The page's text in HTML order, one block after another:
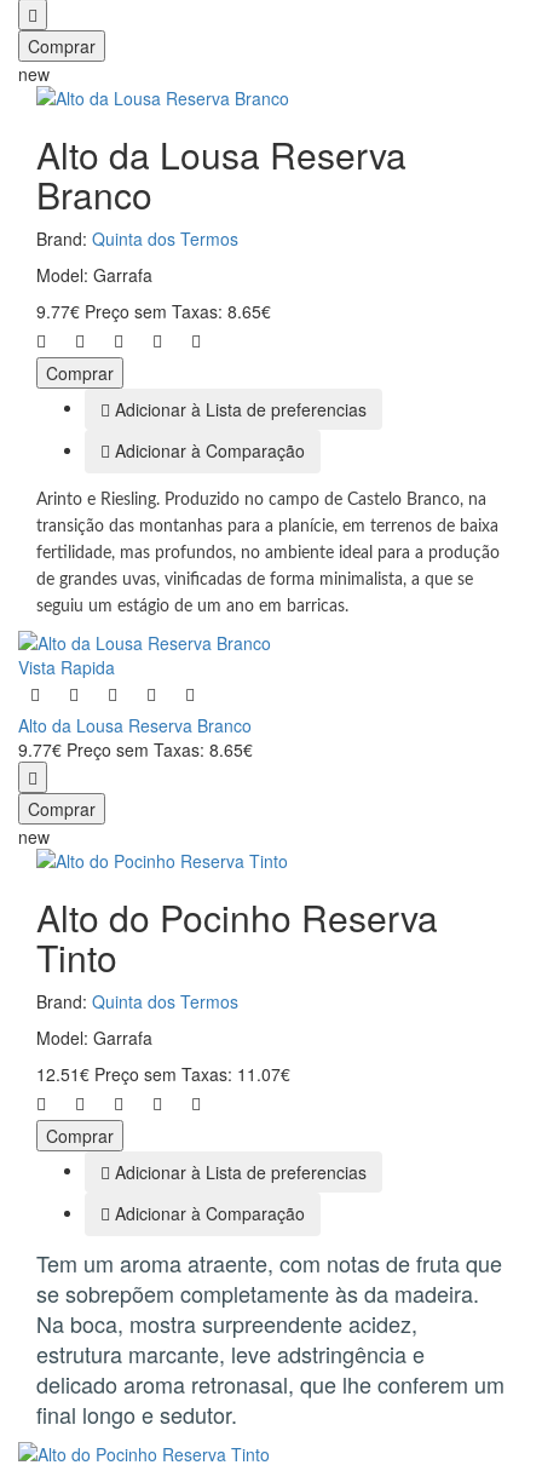
Comprar
new
Alto da Lousa Reserva
Branco
Brand: Quinta dos Termos
Model: Garrafa
9.77€ Preço sem Taxas: 8.65€
Comprar
Adicionar à Lista de preferencias
Adicionar à Comparação
Arinto e Riesling. Produzido no campo de Castelo Branco, na
transição das montanhas para a planície, em terrenos de baixa
fertilidade, mas profundos, no ambiente ideal para a produção
de grandes uvas, vinificadas de forma minimalista, a que se
seguiu um estágio de um ano em barricas.
Vista Rapida
Alto da Lousa Reserva Branco
9.77€ Preço sem Taxas: 8.65€
Comprar
new
Alto do Pocinho Reserva
Tinto
Brand: Quinta dos Termos
Model: Garrafa
12.51€ Preço sem Taxas: 11.07€
Comprar
Adicionar à Lista de preferencias
Adicionar à Comparação
Tem um aroma atraente, com notas de fruta que
se sobrepõem completamente às da madeira.
Na boca, mostra surpreendente acidez,
estrutura marcante, leve adstringência e
delicado aroma retronasal, que lhe conferem um
final longo e sedutor.